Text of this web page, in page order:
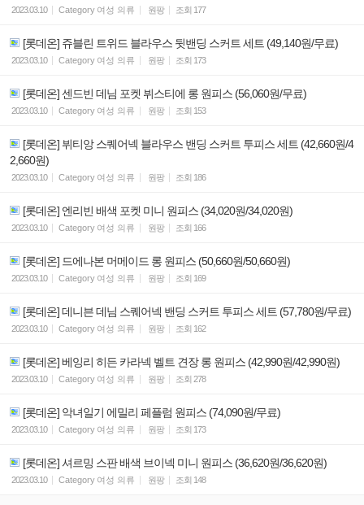
2023.03.10 Category 여성 의류 원팡 조회 177
[롯데온] 쥬블린 트위드 블라우스 뒷밴딩 스커트 세트 (49,140원/무료)
2023.03.10 Category 여성 의류 원팡 조회 173
[롯데온] 센드빈 데님 포켓 뷔스티에 롱 원피스 (56,060원/무료)
2023.03.10 Category 여성 의류 원팡 조회 153
[롯데온] 뷔티앙 스퀘어넥 블라우스 밴딩 스커트 투피스 세트 (42,660원/4
2,660원)
2023.03.10 Category 여성 의류 원팡 조회 186
[롯데온] 엔리빈 배색 포켓 미니 원피스 (34,020원/34,020원)
2023.03.10 Category 여성 의류 원팡 조회 166
[롯데온] 드에나본 머메이드 롱 원피스 (50,660원/50,660원)
2023.03.10 Category 여성 의류 원팡 조회 169
[롯데온] 데니븐 데님 스퀘어넥 밴딩 스커트 투피스 세트 (57,780원/무료)
2023.03.10 Category 여성 의류 원팡 조회 162
[롯데온] 베잉리 히든 카라넥 벨트 견장 롱 원피스 (42,990원/42,990원)
2023.03.10 Category 여성 의류 원팡 조회 278
[롯데온] 악녀일기 에밀리 페플럼 원피스 (74,090원/무료)
2023.03.10 Category 여성 의류 원팡 조회 173
[롯데온] 셔르밍 스판 배색 브이넥 미니 원피스 (36,620원/36,620원)
2023.03.10 Category 여성 의류 원팡 조회 148